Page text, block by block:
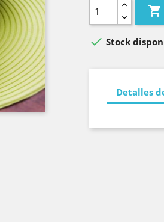

 Stock
Detalles